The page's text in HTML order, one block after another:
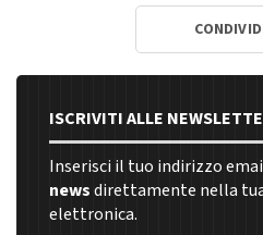
ISCRIVITI ALLE
Inserisci il tuo indirizzo
newsdirettamente nella
elettronica.